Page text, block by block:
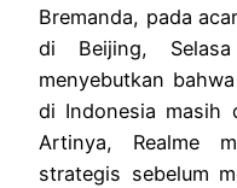
Bremanda, pada
di Beijing,
menyebutkan
di Indonesia masih
Artinya, Realme
strategis sebelum